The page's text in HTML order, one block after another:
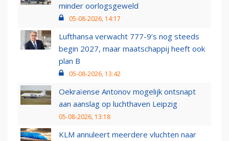
minder oorlogsgeweld
05-08-2026, 14:17
Lufthansa verwacht 777-9’s nog steeds
begin 2027, maar maatschappij heeft ook
plan B
05-08-2026, 13:42
Oekraïense Antonov mogelijk ontsnapt
aan aanslag op luchthaven Leipzig
05-08-2026, 13:18
KLM annuleert meerdere vluchten naar